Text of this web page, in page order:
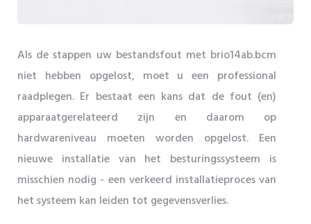
Als de stappen uw bestandsfout met brio14ab.bcm
niet hebben opgelost, moet u een professional
raadplegen. Er bestaat een kans dat de fout (en)
apparaatgerelateerd zijn en daarom op
hardwareniveau moeten worden opgelost. Een
nieuwe installatie van het besturingssysteem is
misschien nodig - een verkeerd installatieproces van
het systeem kan leiden tot gegevensverlies.